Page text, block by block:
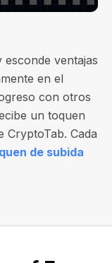
ventajas
en el
con otros
un toquen
CryptoTab. Cada
de subida